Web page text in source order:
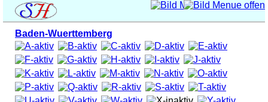
Baden-Wuerttemberg